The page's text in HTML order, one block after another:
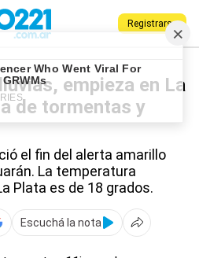
Registrarse
La Plata
empieza en La
de tormentas y
el fin del alerta amarillo
La temperatura
Plata es de 18 grados.
Escuchá la nota